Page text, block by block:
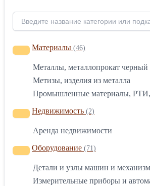
Материалы (46)
Металлы, металлопрокат
Метизы, изделия из металла
Промышленные материалы,
Недвижимость (2)
Аренда недвижимости
Оборудование (71)
Детали и узлы машин и
Измерительные приборы и